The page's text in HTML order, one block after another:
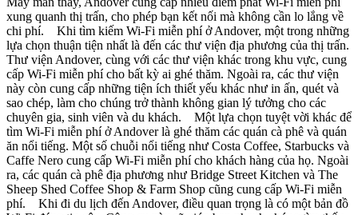
xung quanh thị trấn, cho phép bạn kết nối mà không cần lo lắng về
chi phí. Khi tìm kiếm Wi-Fi miễn phí ở Andover, một trong những
lựa chọn thuận tiện nhất là đến các thư viện địa phương của thị trấn.
Thư viện Andover, cùng với các thư viện khác trong khu vực, cung
cấp Wi-Fi miễn phí cho bất kỳ ai ghé thăm. Ngoài ra, các thư viện
này còn cung cấp những tiện ích thiết yếu khác như in ấn, quét và
sao chép, làm cho chúng trở thành không gian lý tưởng cho các
chuyên gia, sinh viên và du khách. Một lựa chọn tuyệt vời khác để
tìm Wi-Fi miễn phí ở Andover là ghé thăm các quán cà phê và quán
ăn nổi tiếng. Một số chuỗi nổi tiếng như Costa Coffee, Starbucks và
Caffe Nero cung cấp Wi-Fi miễn phí cho khách hàng của họ. Ngoài
ra, các quán cà phê địa phương như Bridge Street Kitchen và The
Sheep Shed Coffee Shop & Farm Shop cũng cung cấp Wi-Fi miễn
phí. Khi đi du lịch đến Andover, điều quan trọng là có một bản đồ